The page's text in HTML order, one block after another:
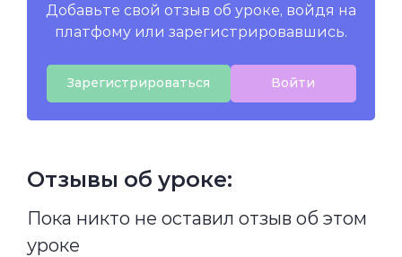
Добавьте свой отзыв об уроке, войдя на
платфому или зарегистрировавшись.
Зарегистрироваться Войти
Отзывы об уроке:
Пока никто не оставил отзыв об этом
уроке